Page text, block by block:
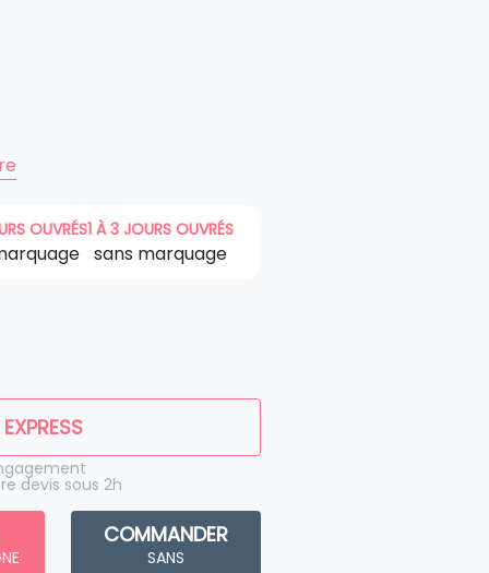
OUVRÉS1 À 3 JOURS OUVRÉS
sans marquage
devis sous 2h
COMMANDER
SANS